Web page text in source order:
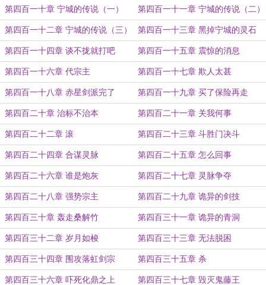
金钦）
第四百一十章 宁城的传说（一） 第四百一十一章 宁城的传说（二）
第四百一十二章 宁城的传说（三） 第四百一十三章 黑掉宁城的灵石
第四百一十四章 谈不拢就打吧 第四百一十五章 震惊的消息
第四百一十六章 代宗主 第四百一十七章 欺人太甚
第四百一十八章 赤星剑派完了 第四百一十九章 买了保险再走
第四百二十章 治标不治本 第四百二十一章 关我何事
第四百二十二章 滚 第四百二十三章 斗胜门决斗
第四百二十四章 合谋灵脉 第四百二十五章 怎么回事
第四百二十六章 谁是炮灰 第四百二十七章 灵脉争夺
第四百二十八章 强势宗主 第四百二十九章 诡异的剑技
第四百三十章 轰走桑解竹 第四百三十一章 诡异的青洞
第四百三十二章 岁月如梭 第四百三十三章 无法脱困
第四百三十四章 围攻落虹剑宗 第四百三十五章 杀
第四百三十六章 吓死化鼎之上 第四百三十七章 毁灭鬼藤王